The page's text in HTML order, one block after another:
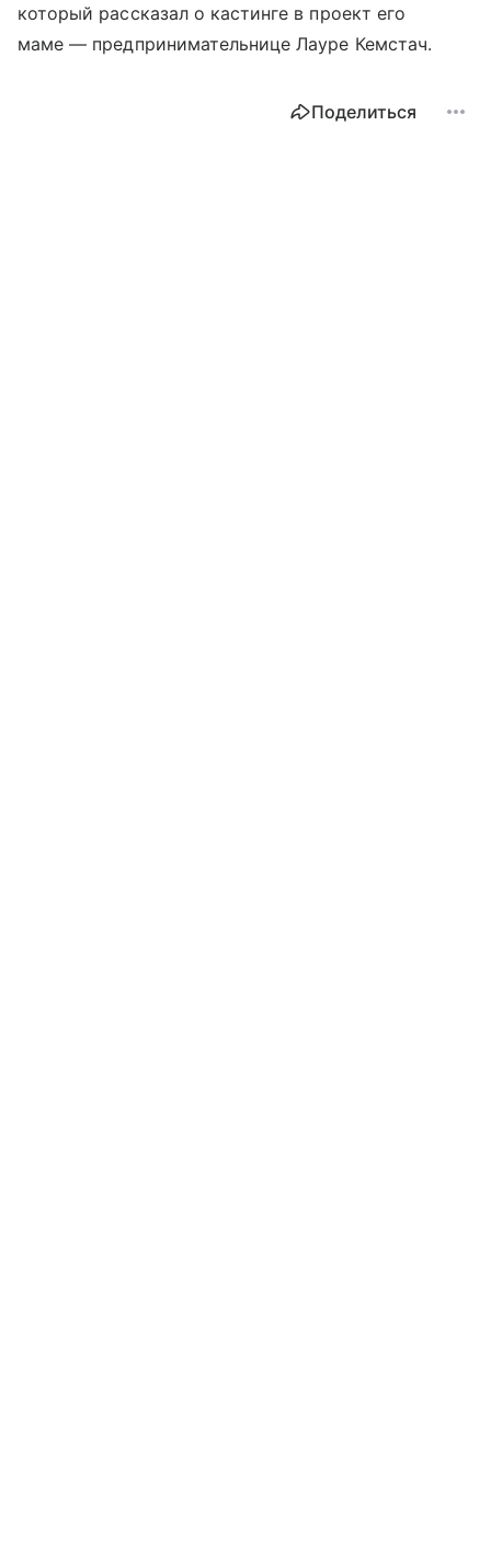
который рассказал о кастинге в проект его
маме — предпринимательнице Лауре Кемстач.
Поделиться